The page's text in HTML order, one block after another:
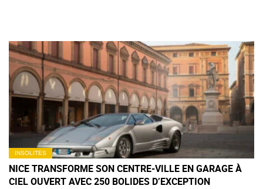
INSOLITES
NICE TRANSFORME SON CENTRE-VILLE EN GARAGE À
CIEL OUVERT AVEC 250 BOLIDES D’EXCEPTION